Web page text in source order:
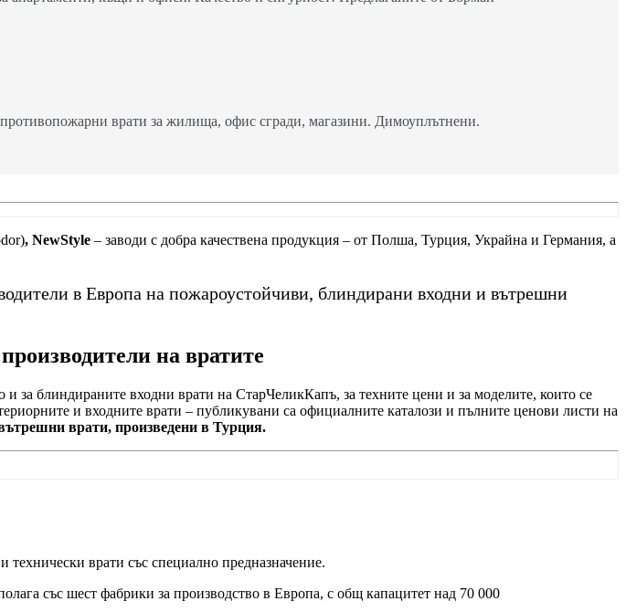
врати за жилища, офис сгради, магазини. Димоуплътнени.
, NewStyle – заводи с добра качествена продукция – от Полша, Турция, Украйна и Германия, а
в Европа на пожароустойчиви, блиндирани входни и вътрешни
на вратите
блиндираните входни врати на СтарЧеликКапъ, за техните цени и за моделите, които се
и входните врати – публикувани са официалните каталози и пълните ценови листи на
врати, произведени в Турция.
врати със специално предназначение.
със шест фабрики за производство в Европа, с общ капацитет над 70 000